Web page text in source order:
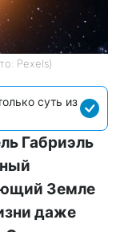
Pexels)
суть из
Габриэль
Земле
даже